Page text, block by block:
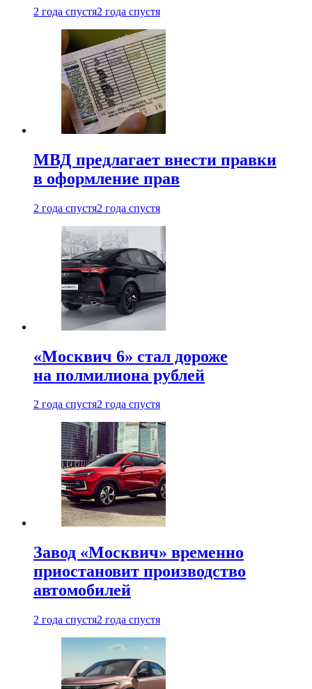
2 года спустя2 года спустя
МВД предлагает внести правки
в оформление прав
2 года спустя2 года спустя
«Москвич 6» стал дороже
на полмилиона рублей
2 года спустя2 года спустя
Завод «Москвич» временно
приостановит производство
автомобилей
2 года спустя2 года спустя